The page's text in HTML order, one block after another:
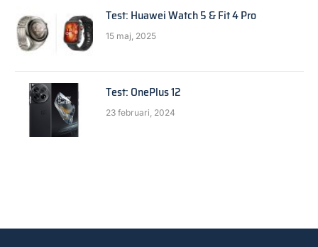
Test: Huawei Watch 5 & Fit 4 Pro
15 maj, 2025
Test: OnePlus 12
23 februari, 2024